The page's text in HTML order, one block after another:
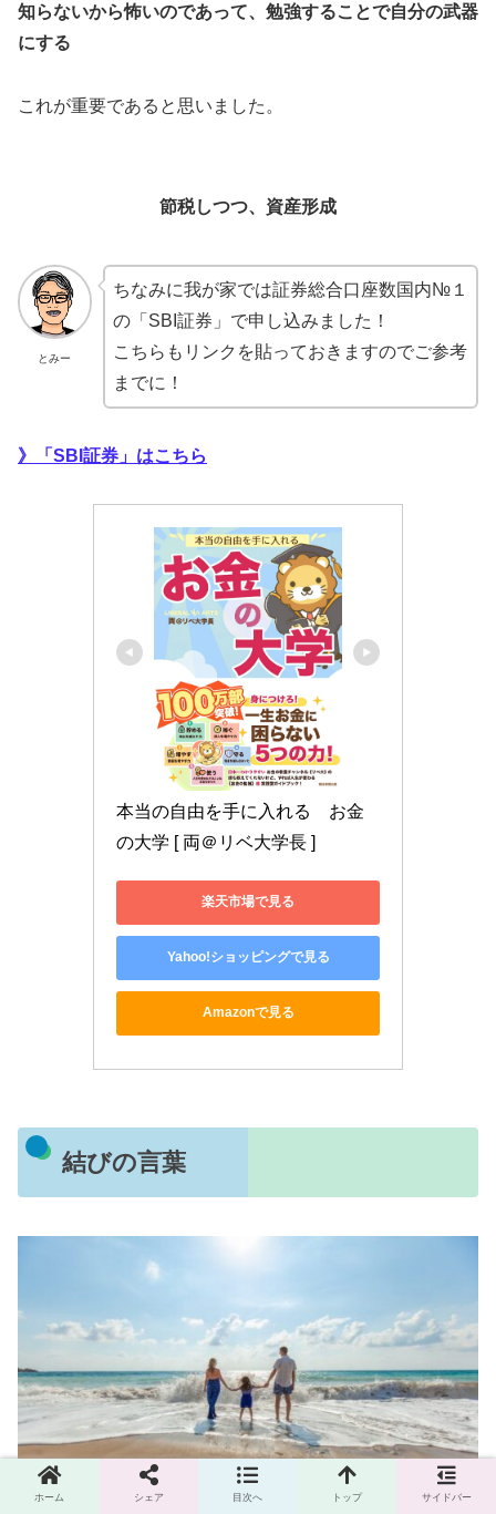
知らないから怖いのであって、勉強することで自分の武器
にする
これが重要であると思いました。
節税しつつ、資産形成
とみー
ちなみに我が家では証券総合口座数国内№１
の「SBI証券」で申し込みました！
こちらもリンクを貼っておきますのでご参考
までに！
》「SBI証券」はこちら
本当の自由を手に入れる　お金
の大学 [ 両＠リベ大学長 ]
楽天市場で見る
Yahoo!ショッピングで見る
Amazonで見る
結びの言葉
ホーム シェア 目次へ トップ サイドバー